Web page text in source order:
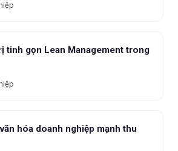
tinh gọn Lean Management trong
hóa doanh nghiệp mạnh thu